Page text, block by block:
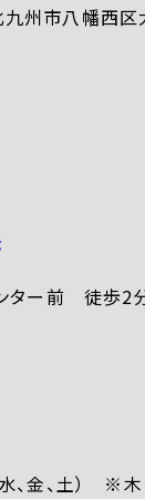
州市八幡西
ター前 徒歩2
、金、土） ※木